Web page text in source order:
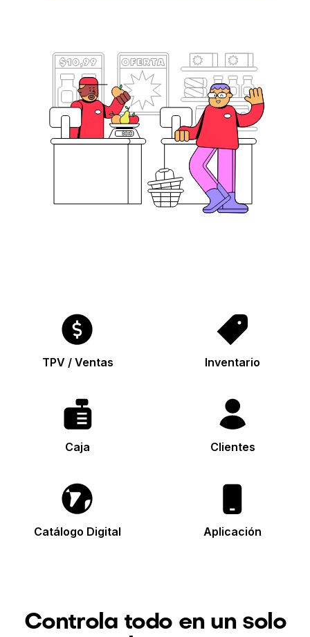
TPV / Ventas Inventario
Caja Clientes
Catálogo Digital Aplicación
Controla todo en un solo